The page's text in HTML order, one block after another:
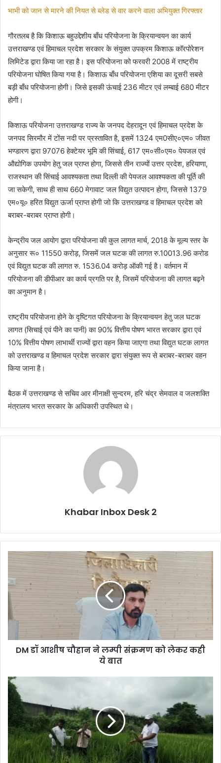
भाभी को जान से मारने की नियत से ब्लेड से वार करने वाला अभियुक्त गिरफ्तार
गौरतलब है कि किशाऊ बहुउद्देशीय बाँध परियोजना के क्रियान्वयन का कार्य
उत्तराखण्ड एवं हिमाचल प्रदेश सरकार के संयुक्त उपक्रम किशाऊ कॉरपोरेशन
लिमिटेड द्वारा किया जा रहा है। इस परियोजना को फरवरी 2008 में राष्ट्रीय
परियोजना घोषित किया गया है। किशाऊ बाँध परियोजना एशिया का दूसरी सबसे
बड़ी बाँध परियोजना होगी। जिसे इसकी ऊंचाई 236 मीटर एवं लम्बाई 680 मीटर
होगी।
किशाऊ परियोजना उत्तराखण्ड राज्य के जनपद देहरादून एवं हिमाचल प्रदेश के
जनपद सिरमौर में टोंस नदी पर प्रस्तावित है, इसमें 1324 एम0सीए०एम० जीवत
भण्डारण द्वारा 97076 हेक्टेयर भूमि की सिंचाई, 617 एम०सी०एम० पेयजल एवं
औद्योगिक उपयोग हेतु जल प्राप्त होगा, जिससे तीन राज्यों उत्तर प्रदेश, हरियाणा,
राजस्थान की सिंचाई आवश्यकता तथा दिल्ली की पेयजल आवश्यकता की पूर्ति की
जा सकेगी, साथ ही साथ 660 मेगावाट जल विद्युत उत्पादन होगा, जिससे 1379
एम०यू० हरित विद्युत ऊर्जा प्राप्त होगी जो कि उत्तराखण्ड व हिमाचल प्रदेश को
बराबर-बराबर प्राप्त होगी।
केन्द्रीय जल आयोग द्वारा परियोजना की कुल लागत मार्च, 2018 के मूल्य स्तर के
अनुसार रू० 11550 करोड़, जिसमें जल घटक की लागत रु.10013.96 करोड
एवं विद्युत घटक की लागत रु. 1536.04 करोड़ ऑकी गई है। वर्तमान में
परियोजना की डीपीआर का कार्य प्रगति पर है, जिसमें परियोजना की लागत बढ़ने
का अनुमान है।
राष्ट्रीय परियोजना होने के दृष्टिगत परियोजना के क्रियान्वयन हेतु जल घटक
लागत (सिचाई एवं पीने का पानी) का 90% वित्तीय पोषण भारत सरकार द्वारा एवं
10% वित्तीय पोषण लाभार्थी राज्यों द्वारा वहन किया जाएगा तथा विद्युत घटक लागत
को उत्तराखण्ड व हिमाचल प्रदेश सरकार द्वारा संयुक्त रूप से बराबर-बराबर वहन
किया जाना है।
बैठक में उत्तराखण्ड से सचिव आर मीनाक्षी सुन्दरम, हरि चंद्र सेमवाल व जलशक्ति
मंत्रालय भारत सरकार के अधिकारी उपस्थित थे।
Khabar Inbox Desk 2
आशीष
चौहान
ने
लम्पी
संक्रमण
लेकर
कहीDM डॉ आशीष चौहान ने लम्पी संक्रमण को लेकर कही
ये बात
हाथियों
ने
रौंदी
किसानों
की
धान
कई